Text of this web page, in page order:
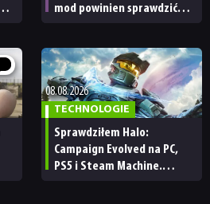
mod powinien sprawdzić
08.08.2026
TECHNOLOGIE
Sprawdziłem Halo:
Campaign Evolved na PC,
PS5 i Steam Machine.